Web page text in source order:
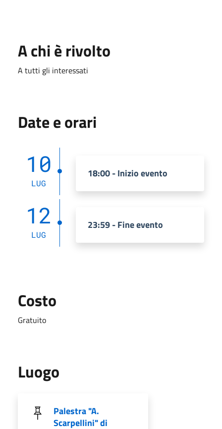
A chi è rivolto
A tutti gli interessati
Date e orari
10
LUG
18:00 - Inizio evento
12
LUG
23:59 - Fine evento
Costo
Gratuito
Luogo
Palestra "A.
Scarpellini" di